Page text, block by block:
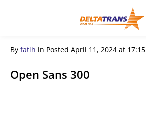
By fatih in Posted April 11, 2024 at 17:15
Open Sans 300